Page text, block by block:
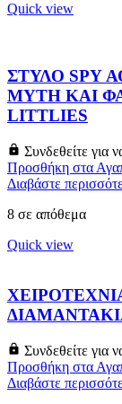
Quick view
ΣΤΥΛΟ SPY
ΜΥΤΗ ΚΑΙ
LITTLIES
Συνδεθείτε για
Προσθήκη στα
Διαβάστε
8 σε απόθεμα
Quick view
Συνδεθείτε για
Προσθήκη στα
Διαβάστε